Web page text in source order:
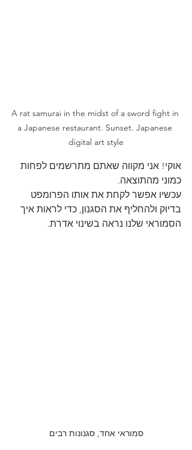
A rat samurai in the midst of a sword fight in
a Japanese restaurant. Sunset. Japanese
digital art style
אוקי! אני מקווה שאתם מתרשמים לפחות
כמוני מהתוצאה.
עכשיו אפשר לקחת את אותו הפרומפט
בדיוק ולהחליף את הסגנון, כדי לראות איך
הסמוראי שלנו נראה בשינוי אדרת.
סמוראי אחד, סגנונות רבים